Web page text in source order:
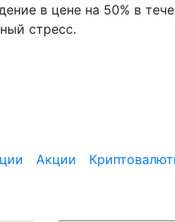
в цене на 50% в
стресс.
Акции